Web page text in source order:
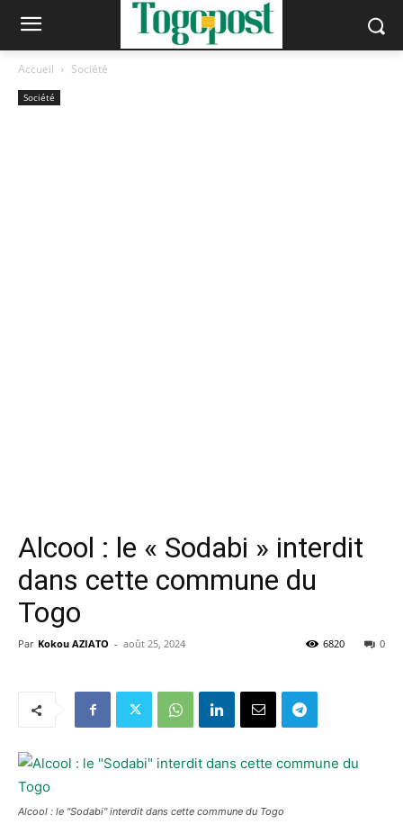
Accueil Société
Société
Alcool : le « Sodabi » interdit
dans cette commune du
Togo
Par Kokou AZIATO - août 25, 2024 0
6820
Alcool : le "Sodabi" interdit dans cette commune du Togo